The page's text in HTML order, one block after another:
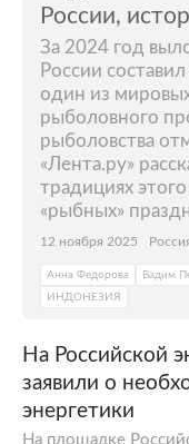
России,
За 2024 год
России
один из
рыболовного
рыболовства
«Лента.ру»
традициях
«рыбных»
12 ноября 2025
Анна Федорова Вадим
ИНДОНЕЗИЯ
На Российской
заявили о
энергетики
На площадке